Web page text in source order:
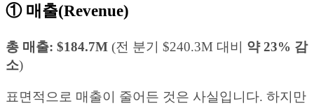
① 매출(Revenue)
총 매출: $184.7M (전 분기 $240.3M 대비 약 23% 감
소)
표면적으로 매출이 줄어든 것은 사실입니다. 하지만